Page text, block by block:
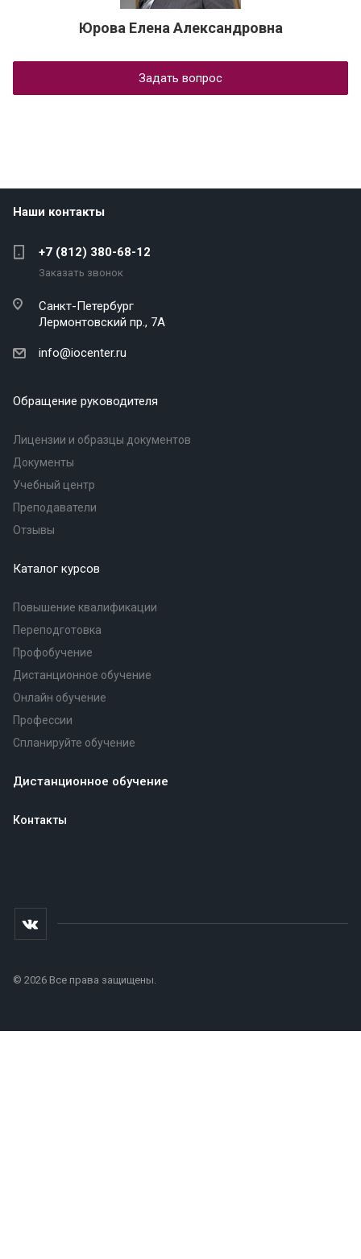
Юрова Елена Александровна
Задать вопрос
Наши контакты
+7 (812) 380-68-12
Заказать звонок
Санкт-Петербург
Лермонтовский пр., 7А
info@iocenter.ru
Обращение руководителя
Лицензии и образцы документов
Документы
Учебный центр
Преподаватели
Отзывы
Каталог курсов
Повышение квалификации
Переподготовка
Профобучение
Дистанционное обучение
Онлайн обучение
Профессии
Спланируйте обучение
Дистанционное обучение
Контакты
© 2026 Все права защищены.